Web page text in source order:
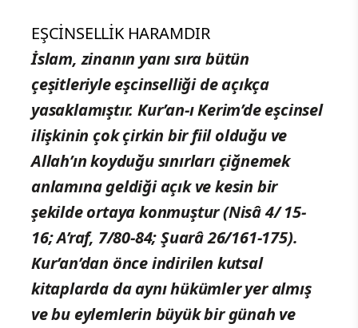
EŞCİNSELLİK HARAMDIR
İslam, zinanın yanı sıra bütün
çeşitleriyle eşcinselliği de açıkça
yasaklamıştır. Kur’an-ı Kerim’de eşcinsel
ilişkinin çok çirkin bir fiil olduğu ve
Allah’ın koyduğu sınırları çiğnemek
anlamına geldiği açık ve kesin bir
şekilde ortaya konmuştur (Nisâ 4/ 15-
16; A’raf, 7/80-84; Şuarâ 26/161-175).
Kur’an’dan önce indirilen kutsal
kitaplarda da aynı hükümler yer almış
ve bu eylemlerin büyük bir günah ve